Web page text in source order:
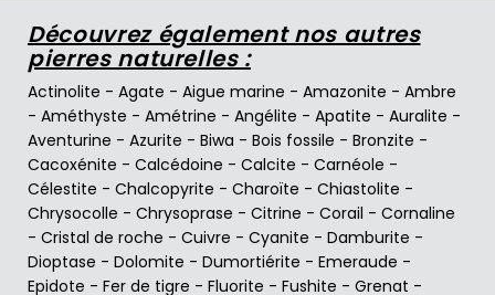
Découvrez également nos autres
pierres naturelles :
Actinolite - Agate - Aigue marine - Amazonite - Ambre
- Améthyste - Amétrine - Angélite - Apatite - Auralite -
Aventurine - Azurite - Biwa - Bois fossile - Bronzite -
Cacoxénite - Calcédoine - Calcite - Carnéole -
Célestite - Chalcopyrite - Charoïte - Chiastolite -
Chrysocolle - Chrysoprase - Citrine - Corail - Cornaline
- Cristal de roche - Cuivre - Cyanite - Damburite -
Dioptase - Dolomite - Dumortiérite - Emeraude -
Epidote - Fer de tigre - Fluorite - Fushite - Grenat -